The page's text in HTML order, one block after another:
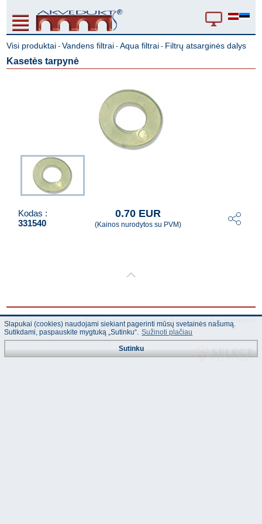
Visi produktai -Vandens filtrai -Aqua filtrai - Filtrų atsarginės dalys
Kasetės tarpynė
Kodas :
331540
0.70 EUR
(Kainos nurodytos su PVM)
© "AS Akvedukts" 2026. Dalinai ar pilnai naudojant duomenis iš šios svetainės
būtina naudoti nuorodą Į "AS Akvedukts"!
Slapukai (cookies) naudojami siekiant pagerinti mūsų svetainės našumą.
Sutikdami, paspauskite mygtuką „Sutinku“. Sužinoti plačiau
Sutinku